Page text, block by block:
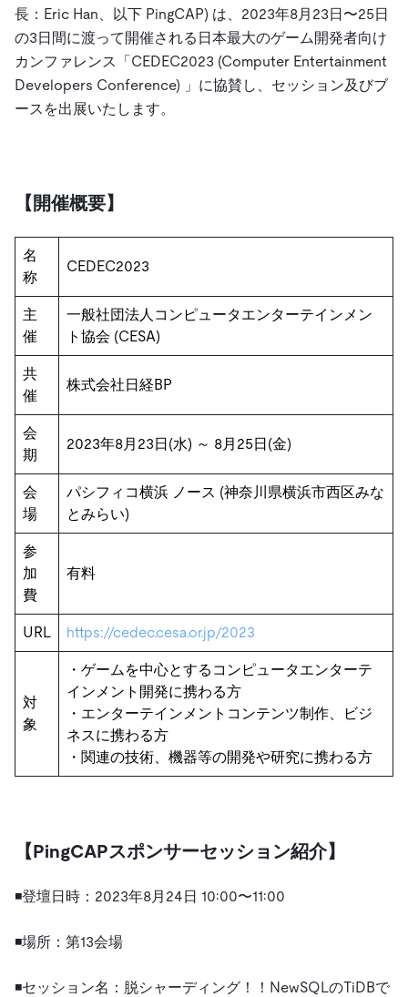
ニュース
会社案内
キャリア
パートナー
お問い合わせ
長：Eric Han、以下 PingCAP) は、2023年8月23日〜25日
の3日間に渡って開催される日本最大のゲーム開発者向け
カンファレンス「CEDEC2023 (Computer Entertainment
Developers Conference) 」に協賛し、セッション及びブ
ースを出展いたします。
【開催概要】
名
称
CEDEC2023
主
催
一般社団法人コンピュータエンターテインメン
ト協会 (CESA)
共
催
株式会社日経BP
会
期
2023年8月23日(水) ～ 8月25日(金)
会
場
パシフィコ横浜 ノース (神奈川県横浜市西区みな
とみらい)
参
加
費
有料
URL https://cedec.cesa.or.jp/2023
対
象
・ゲームを中心とするコンピュータエンターテ
インメント開発に携わる方
・エンターテインメントコンテンツ制作、ビジ
ネスに携わる方
・関連の技術、機器等の開発や研究に携わる方
【PingCAPスポンサーセッション紹介】
◾️登壇日時： 2023年8月24日 10:00〜11:00
◾️場所： 第13会場
◾️セッション名： 脱シャーディング！！NewSQLのTiDBで